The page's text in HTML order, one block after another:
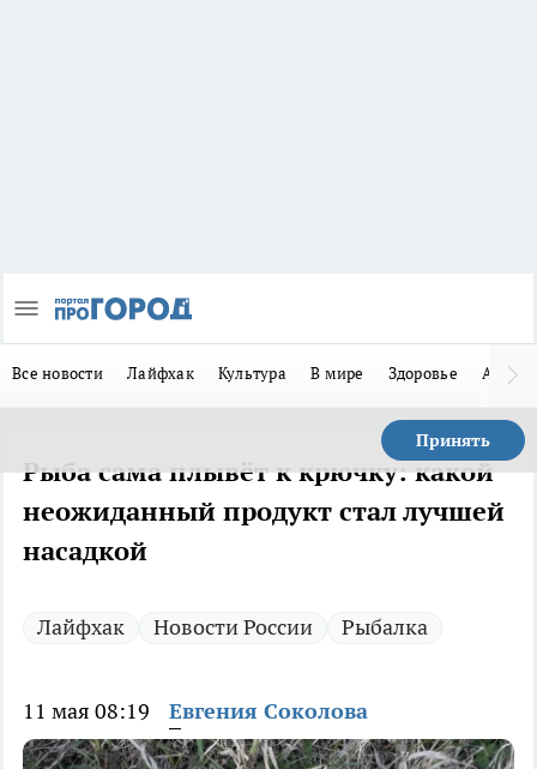
Все новости Лайфхак Культура В мире Здоровье Авто
Принять
Рыба сама плывёт к крючку: какой
неожиданный продукт стал лучшей
насадкой
Лайфхак Новости России Рыбалка
11 мая 08:19 Евгения Соколова